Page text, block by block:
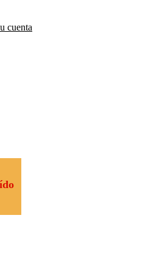
cuenta